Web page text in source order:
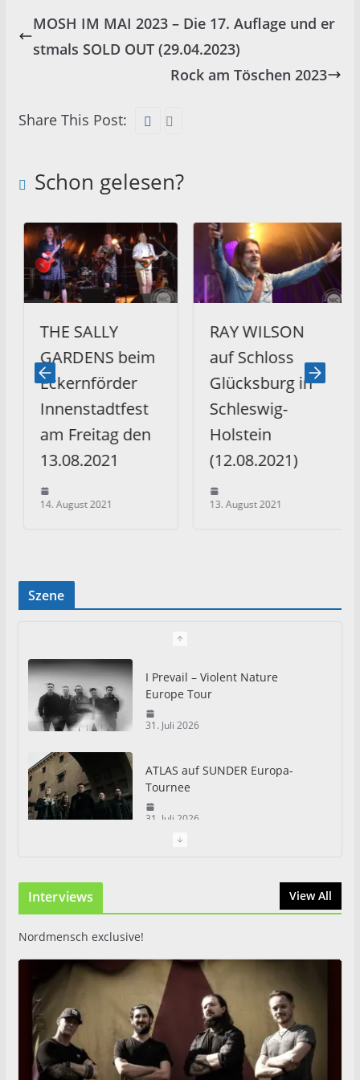
MOSH IM MAI 2023 – Die 17. Auflage und er
stmals SOLD OUT (29.04.2023)
Rock am Töschen 2023
Share This Post:
Schon gelesen?
THE SALLY
GARDENS beim
Eckernförder
Innenstadtfest
am Freitag den
13.08.2021
14. August 2021
RAY WILSON
auf Schloss
Glücksburg in
Schleswig-
Holstein
(12.08.2021)
13. August 2021
Szene
I Prevail – Violent Nature
Europe Tour
31. Juli 2026
ATLAS auf SUNDER Europa-
Tournee
31. Juli 2026
Zwei Tage Rock und Metal in
Interviews View All
Nordmensch exclusive!